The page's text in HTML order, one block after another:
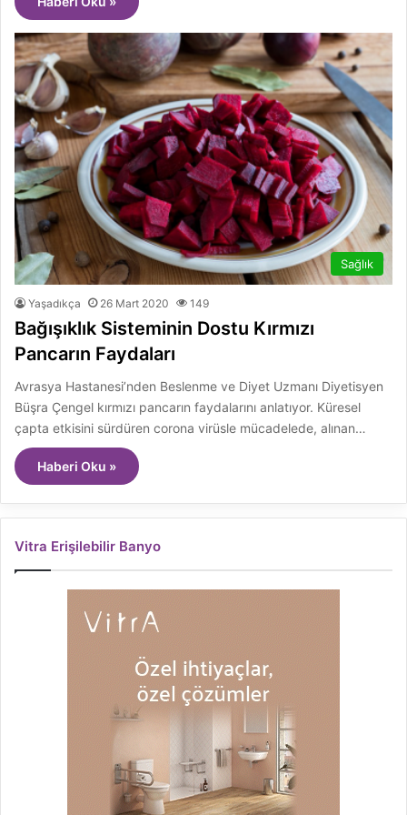
Sağlık
Yaşadıkça 26 Mart 2020 149
Bağışıklık Sisteminin Dostu Kırmızı
Pancarın Faydaları
Avrasya Hastanesi’nden Beslenme ve Diyet Uzmanı Diyetisyen
Büşra Çengel kırmızı pancarın faydalarını anlatıyor. Küresel
çapta etkisini sürdüren corona virüsle mücadelede, alınan…
Haberi Oku »
Vitra Erişilebilir Banyo